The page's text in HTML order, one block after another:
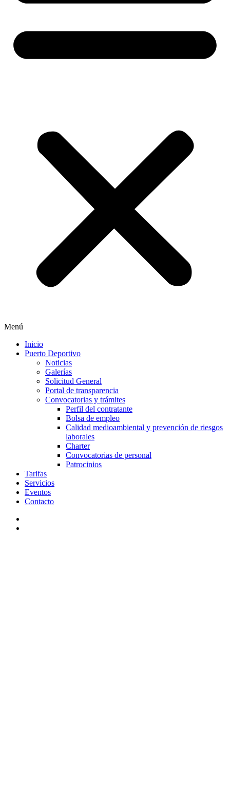
Menú
Inicio
Puerto Deportivo
Noticias
Galerías
Solicitud General
Portal de transparencia
Convocatorias y trámites
Perfil del contratante
Bolsa de empleo
Calidad medioambiental y prevención de riesgos
laborales
Charter
Convocatorias de personal
Patrocinios
Tarifas
Servicios
Eventos
Contacto